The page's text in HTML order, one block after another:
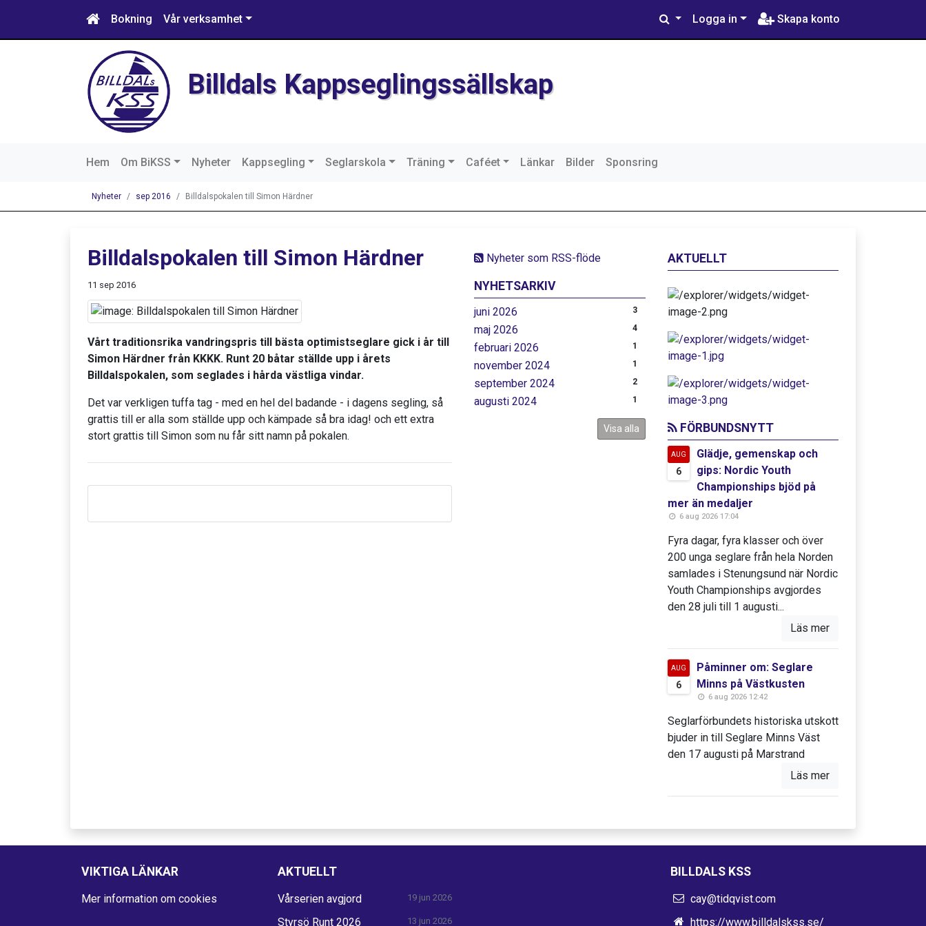
Bokning Vår verksamhet Logga in Skapa konto
Billdals Kappseglingssällskap
Hem Om BiKSS Nyheter Kappsegling Seglarskola Träning Caféet Länkar Bilder Sponsring
Nyheter sep 2016 Billdalspokalen till Simon Härdner
Nyheter som RSS-flöde
NYHETSARKIV
juni 2026 3
maj 2026 4
februari 2026 1
november 2024 1
september 2024 2
augusti 2024 1
Visa alla
Billdalspokalen till Simon Härdner
11 sep 2016
Vårt traditionsrika vandringspris till bästa optimistseglare gick i år till
Simon Härdner från KKKK. Runt 20 båtar ställde upp i årets
Billdalspokalen, som seglades i hårda västliga vindar.
Det var verkligen tuffa tag - med en hel del badande - i dagens segling, så
grattis till er alla som ställde upp och kämpade så bra idag! och ett extra
stort grattis till Simon som nu får sitt namn på pokalen.
AKTUELLT
FÖRBUNDSNYTT
AUG
6
Glädje, gemenskap och
gips: Nordic Youth
Championships bjöd på
mer än medaljer
6 aug 2026 17:04
Fyra dagar, fyra klasser och över
200 unga seglare från hela Norden
samlades i Stenungsund när Nordic
Youth Championships avgjordes
den 28 juli till 1 augusti...
Läs mer
AUG
6
Påminner om: Seglare
Minns på Västkusten
6 aug 2026 12:42
Seglarförbundets historiska utskott
bjuder in till Seglare Minns Väst
den 17 augusti på Marstrand
Läs mer
VIKTIGA LÄNKAR
Mer information om cookies
AKTUELLT
Vårserien avgjord 19 jun 2026
Styrsö Runt 2026 13 jun 2026
BILLDALS KSS
cay@tidqvist.com
https://www.billdalskss.se/